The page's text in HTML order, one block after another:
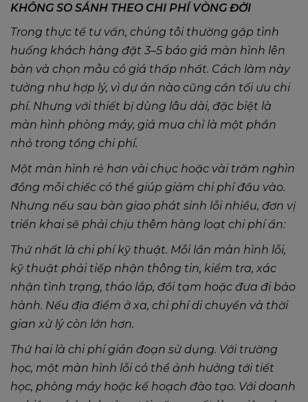
KHÔNG SO SÁNH THEO CHI PHÍ VÒNG ĐỜI
Trong thực tế tư vấn, chúng tôi thường gặp tình
huống khách hàng đặt 3–5 báo giá màn hình lên
bàn và chọn mẫu có giá thấp nhất. Cách làm này
tưởng như hợp lý, vì dự án nào cũng cần tối ưu chi
phí. Nhưng với thiết bị dùng lâu dài, đặc biệt là
màn hình phòng máy, giá mua chỉ là một phần
nhỏ trong tổng chi phí.
Một màn hình rẻ hơn vài chục hoặc vài trăm nghìn
đồng mỗi chiếc có thể giúp giảm chi phí đầu vào.
Nhưng nếu sau bàn giao phát sinh lỗi nhiều, đơn vị
triển khai sẽ phải chịu thêm hàng loạt chi phí ẩn:
Thứ nhất là chi phí kỹ thuật. Mỗi lần màn hình lỗi,
kỹ thuật phải tiếp nhận thông tin, kiểm tra, xác
nhận tình trạng, tháo lắp, đổi tạm hoặc đưa đi bảo
hành. Nếu địa điểm ở xa, chi phí di chuyển và thời
gian xử lý còn lớn hơn.
Thứ hai là chi phí gián đoạn sử dụng. Với trường
học, một màn hình lỗi có thể ảnh hưởng tới tiết
học, phòng máy hoặc kế hoạch đào tạo. Với doanh